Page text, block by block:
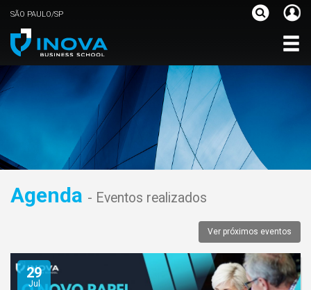
SÃO PAULO/SP
Agenda - Eventos realizados
Ver próximos eventos
29
Jul